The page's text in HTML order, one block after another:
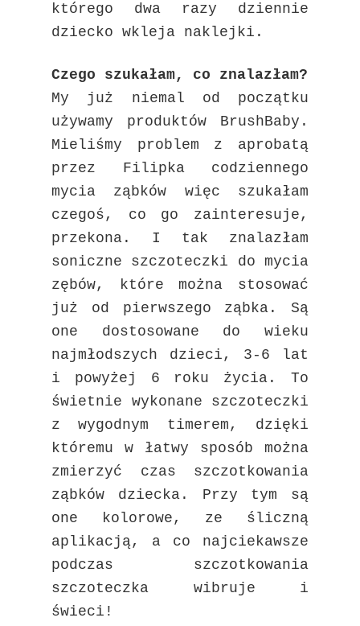
którego dwa razy dziennie
dziecko wkleja naklejki.
Czego szukałam, co znalazłam?
My już niemal od początku
używamy produktów BrushBaby.
Mieliśmy problem z aprobatą
przez Filipka codziennego
mycia ząbków więc szukałam
czegoś, co go zainteresuje,
przekona. I tak znalazłam
soniczne szczoteczki do mycia
zębów, które można stosować
już od pierwszego ząbka. Są
one dostosowane do wieku
najmłodszych dzieci, 3-6 lat
i powyżej 6 roku życia. To
świetnie wykonane szczoteczki
z wygodnym timerem, dzięki
któremu w łatwy sposób można
zmierzyć czas szczotkowania
ząbków dziecka. Przy tym są
one kolorowe, ze śliczną
aplikacją, a co najciekawsze
podczas szczotkowania
szczoteczka wibruje i
świeci!